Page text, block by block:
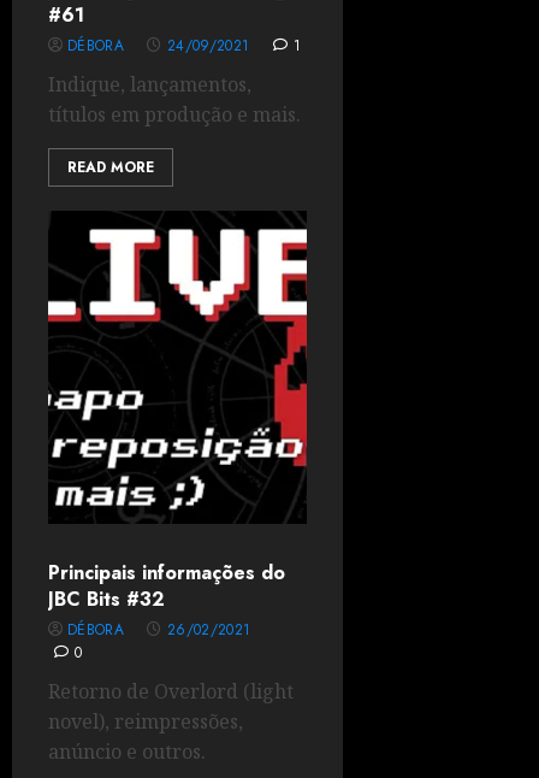
#61
DÉBORA 24/09/2021 1
Indique, lançamentos,
títulos em produção e mais.
READ MORE
Principais informações do
JBC Bits #32
DÉBORA
26/02/2021
0
Retorno de Overlord (light
novel), reimpressões,
anúncio e outros.